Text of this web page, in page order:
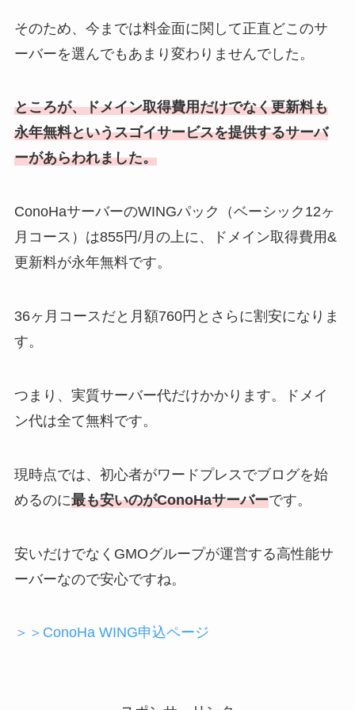
そのため、今までは料金面に関して正直どこのサ
ーバーを選んでもあまり変わりませんでした。
ところが、ドメイン取得費用だけでなく更新料も
永年無料というスゴイサービスを提供するサーバ
ーがあらわれました。
ConoHaサーバーのWINGパック（ベーシック12ヶ
月コース）は855円/月の上に、ドメイン取得費用&
更新料が永年無料です。
36ヶ月コースだと月額760円とさらに割安になりま
す。
つまり、実質サーバー代だけかかります。ドメイ
ン代は全て無料です。
現時点では、初心者がワードプレスでブログを始
めるのに最も安いのがConoHaサーバーです。
安いだけでなくGMOグループが運営する高性能サ
ーバーなので安心ですね。
＞＞ConoHa WING申込ページ